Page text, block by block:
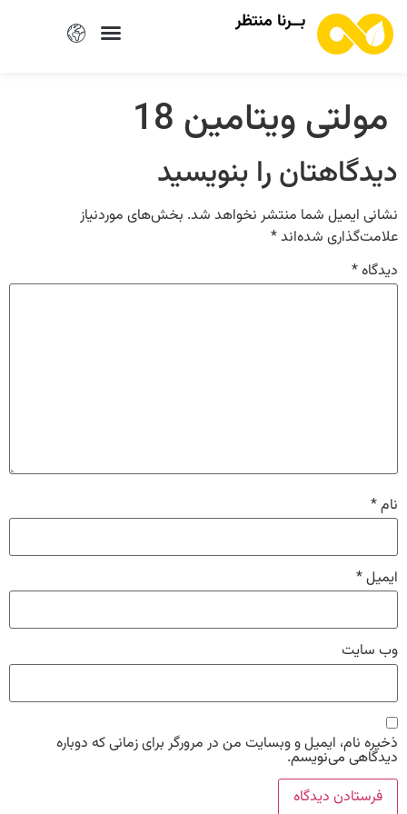
بــرنا منتظر
مولتی ویتامین 18
دیدگاهتان را بنویسید
نشانی ایمیل شما منتشر نخواهد شد. بخش‌های موردنیاز
علامت‌گذاری شده‌اند*
دیدگاه*
نام*
ایمیل*
وب‌ سایت
ذخیره نام، ایمیل و وبسایت من در مرورگر برای زمانی که دوباره
دیدگاهی می‌نویسم.